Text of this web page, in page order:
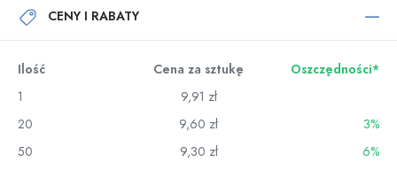
CENY I RABATY
Ilość Cena za sztukę
Oszczędności*
1
9,91 zł
20
9,60 zł
3%
50
9,30 zł
6%